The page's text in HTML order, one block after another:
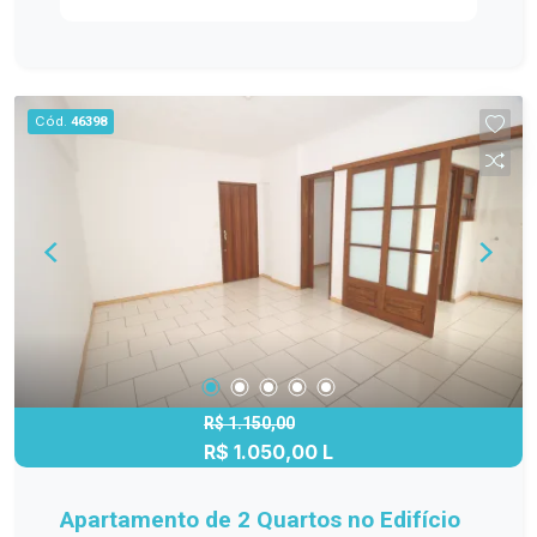
confraternização com amigos e familiares.
Banheiro: Equipado com todos os acessórios
necessários para seu conforto. Vaga de garagem
privativa: Segurança e comodidade para seu
uma infraestrutura completa com áreas de lazer,
segurança 24 horas e localização privilegiada.
Não perca a oportunidade de morar em um local
que combina qualidade de vida e praticidade.
Entre em contato para mais informações e
agende uma visita!
Cód. 46398
R$ 1.150,00
R$ 1.050,00 L
Apartamento de 2 Quartos no Edifício